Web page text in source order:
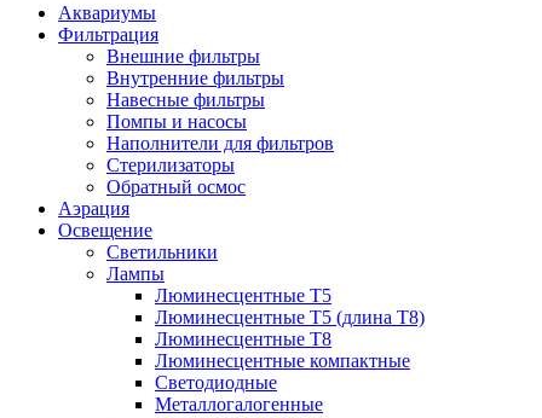
Аквариумы
Фильтрация
Внешние фильтры
Внутренние фильтры
Навесные фильтры
Помпы и насосы
Наполнители для фильтров
Стерилизаторы
Обратный осмос
Аэрация
Освещение
Светильники
Лампы
Люминесцентные T5
Люминесцентные T5 (длина T8)
Люминесцентные T8
Люминесцентные компактные
Светодиодные
Металлогалогенные